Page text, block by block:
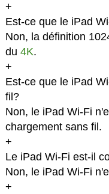
+
Est-ce que le iPad
Non, la définition
du 4K.
+
Est-ce que le iPad
fil?
Non, le iPad Wi-Fi
chargement sans fil.
+
Le iPad Wi-Fi est-il
Non, le iPad Wi-Fi
+